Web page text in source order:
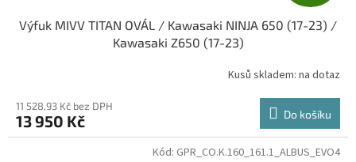
A
R
M
A
Výfuk MIVV TITAN OVÁL / Kawasaki NINJA 650 (17-23) /
Kawasaki Z650 (17-23)
Kusů skladem: na dotaz
11 528,93 Kč bez DPH
13 950 Kč Do košíku
Kód: GPR_CO.K.160_161.1_ALBUS_EVO4